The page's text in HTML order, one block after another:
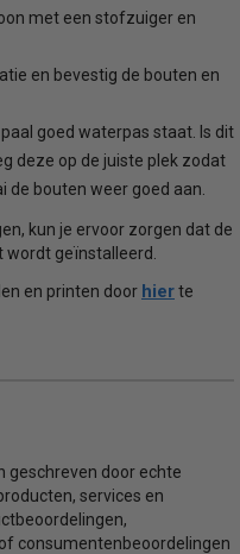
met een stofzuiger en
en bevestig de bouten en
goed waterpas staat. Is dit
deze op de juiste plek zodat
de bouten weer goed aan.
kun je ervoor zorgen dat de
geïnstalleerd.
en printen door hierte
geschreven door echte
services en
consumentenbeoordelingen